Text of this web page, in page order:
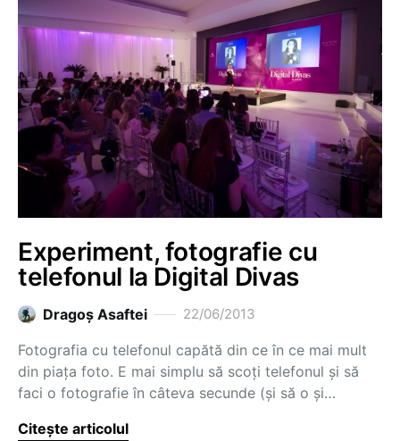
Experiment, fotografie cu
telefonul la Digital Divas
Dragoş Asaftei 22/06/2013
Fotografia cu telefonul capătă din ce în ce mai mult
din piața foto. E mai simplu să scoți telefonul și să
faci o fotografie în câteva secunde (și să o și…
Citește articolul